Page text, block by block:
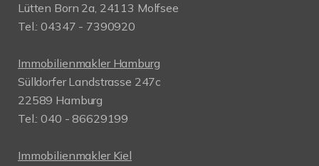
Lütten Born 2a, 24113 Molfsee
Tel.: 04347 - 7390920
Immobilienmakler Hamburg
Sülldorfer Landstrasse 247c
22589 Hamburg
Tel.: 040 - 86629199
Immobilienmakler Kiel